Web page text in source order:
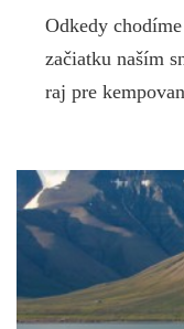
Odkedy
začiatku naším
raj pre